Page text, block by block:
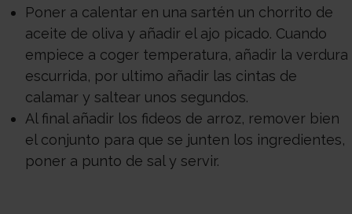
Poner a calentar en una sartén un chorrito de
aceite de oliva y añadir el ajo picado. Cuando
empiece a coger temperatura, añadir la verdura
escurrida, por ultimo añadir las cintas de
calamar y saltear unos segundos.
Al final añadir los fideos de arroz, remover bien
el conjunto para que se junten los ingredientes,
poner a punto de sal y servir.